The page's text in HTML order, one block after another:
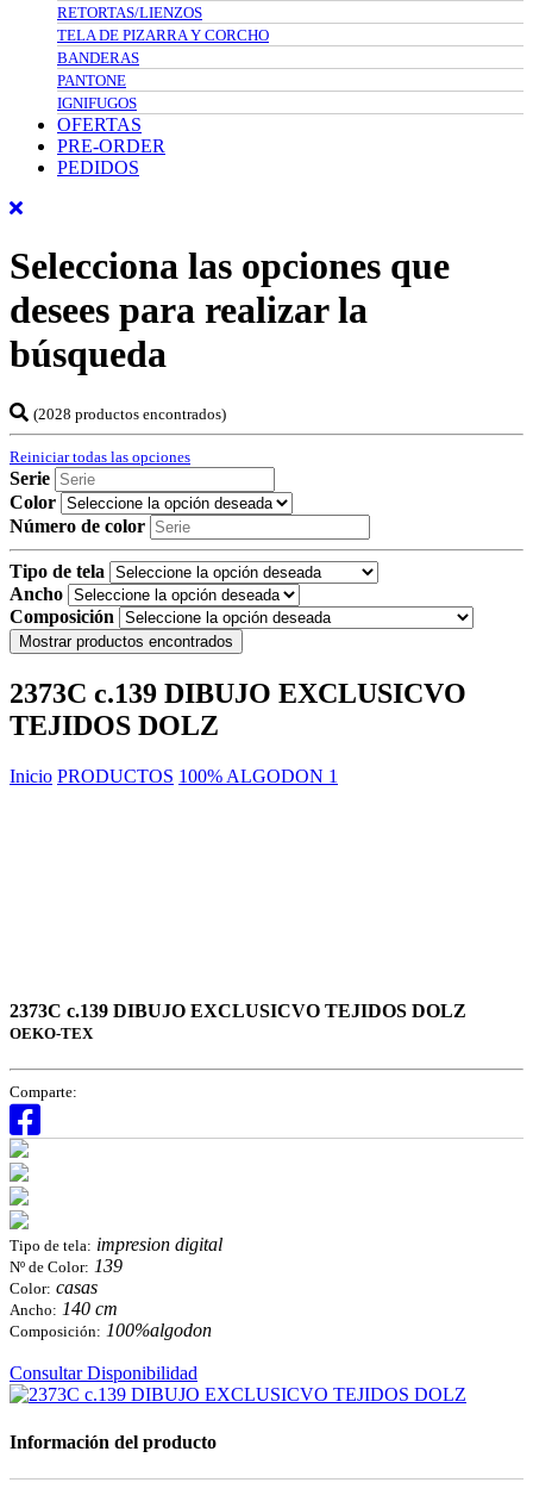
RETORTAS/LIENZOS
TELA DE PIZARRA Y CORCHO
BANDERAS
PANTONE
IGNIFUGOS
OFERTAS
PRE-ORDER
PEDIDOS
Selecciona las opciones que
desees para realizar la
búsqueda
(2028 productos encontrados)
Reiniciar todas las opciones
Serie
Color
Número de color
Tipo de tela
Ancho
Composición
Mostrar productos encontrados
2373C c.139 DIBUJO EXCLUSICVO
TEJIDOS DOLZ
Inicio PRODUCTOS 100% ALGODON 1
2373C c.139 DIBUJO EXCLUSICVO TEJIDOS DOLZ
OEKO-TEX
Comparte:
Tipo de tela: impresion digital
Nº de Color: 139
Color: casas
Ancho: 140 cm
Composición: 100%algodon
Consultar Disponibilidad
Información del producto